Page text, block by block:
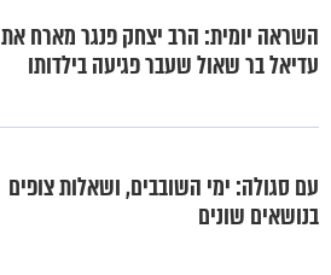
השראה יומית: הרב יצחק פנגר מארח את
עדיאל בר שאול שעבר פגיעה בילדותו
עם סגולה: ימי השובבים, ושאלות צופים
בנושאים שונים